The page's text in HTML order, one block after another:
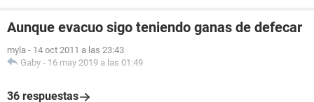
Aunque evacuo sigo teniendo ganas de defecar
myla - 14 oct 2011 a las 23:43
Gaby - 16 may 2019 a las 01:49
36 respuestas